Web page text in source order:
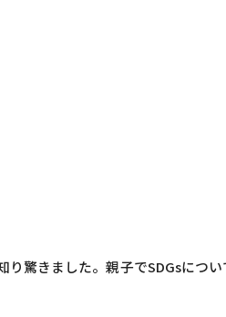
驚きました。親子でSDGsについ